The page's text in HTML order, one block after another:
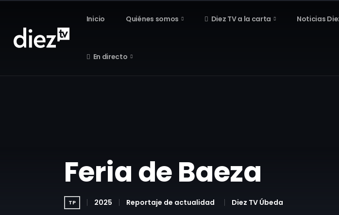
Inicio Quiénes somos Diez TV a la carta Noticias
En directo
Feria de Baeza
TP 2025 Reportaje de actualidad Diez TV Úbeda